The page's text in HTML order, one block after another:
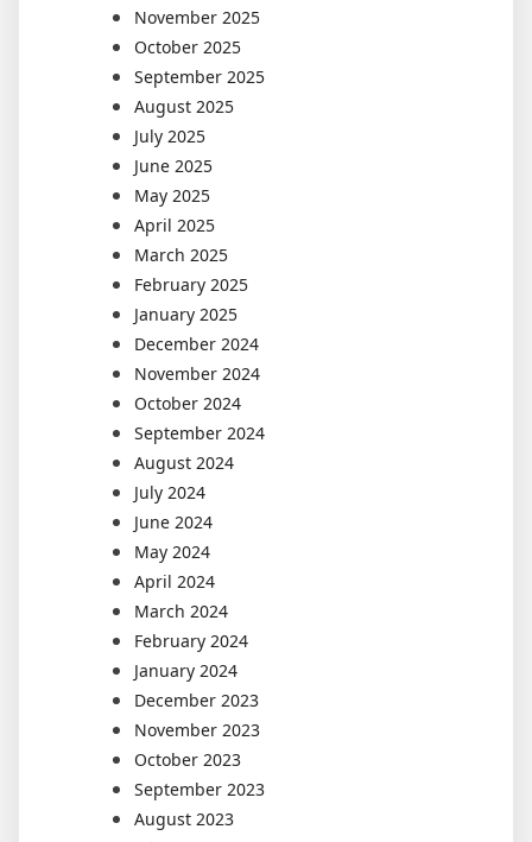
November 2025
October 2025
September 2025
August 2025
July 2025
June 2025
May 2025
April 2025
March 2025
February 2025
January 2025
December 2024
November 2024
October 2024
September 2024
August 2024
July 2024
June 2024
May 2024
April 2024
March 2024
February 2024
January 2024
December 2023
November 2023
October 2023
September 2023
August 2023